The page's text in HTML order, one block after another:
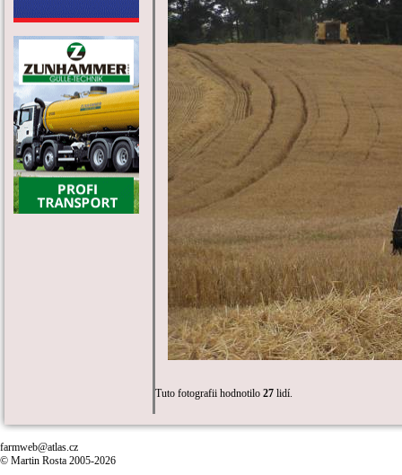
Tuto fotografii hodnotilo 27 lidí.
farmweb@atlas.cz
© Martin Rosta 2005-2026